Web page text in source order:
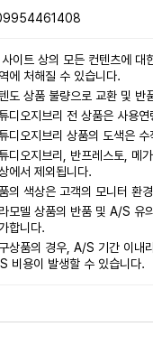
사이트 상의 모든 컨텐츠에 대
에 처해질 수 있습니다.
도 상품 불량으로 교환 및 반
디오지브리 전 상품은 사용
디오지브리 상품의 도색은
디오지브리, 반프레스토, 메
에서 제외됩니다.
의 색상은 고객의 모니터 환
모델 상품의 반품 및 A/S 유
합니다.
상품의 경우, A/S 기간 이내
비용이 발생할 수 있습니다.